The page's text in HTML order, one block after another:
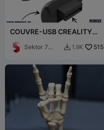
COUVRE-USB CREALITY
MODSSektor 7
 1.9K 515